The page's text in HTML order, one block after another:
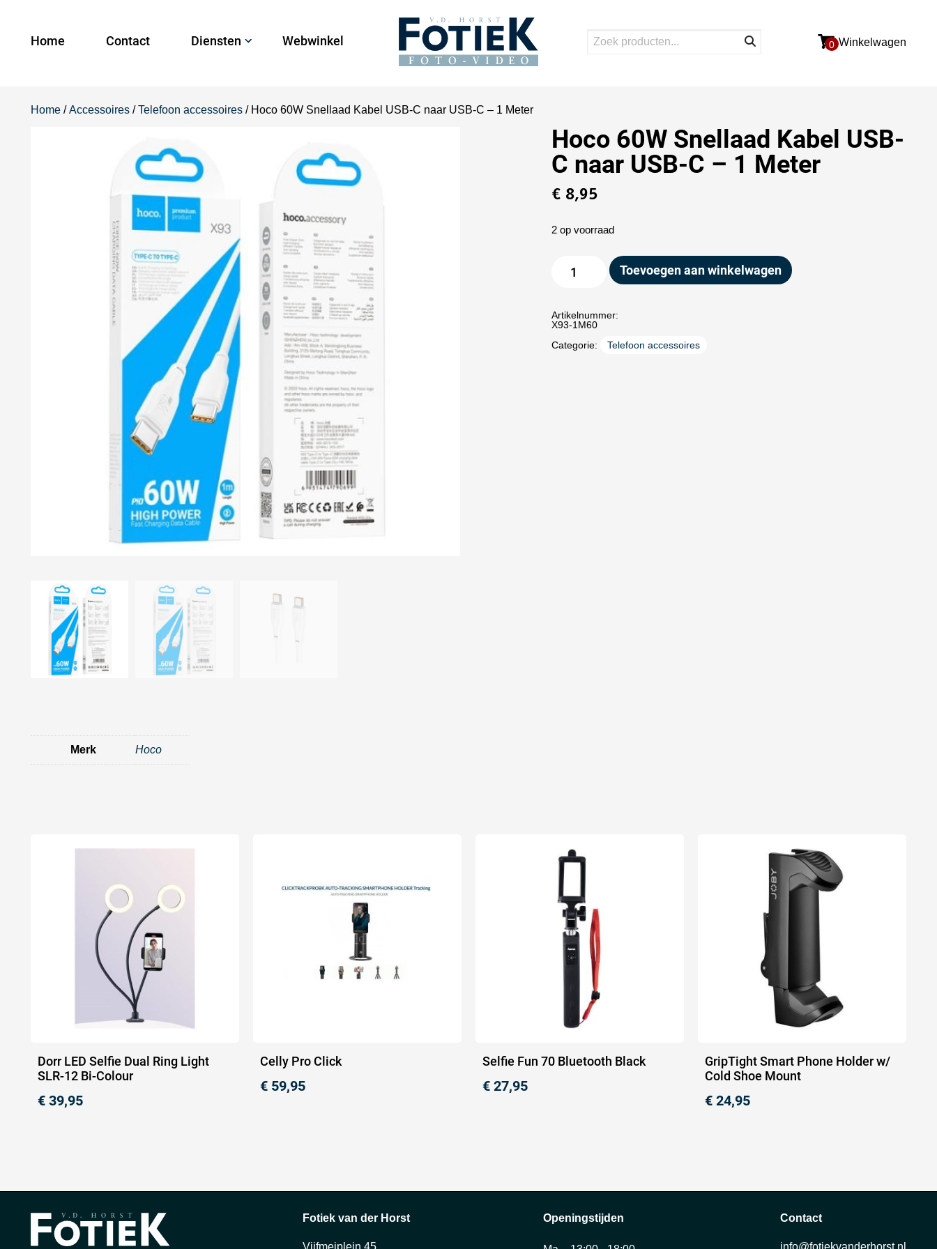
Home Contact Diensten Webwinkel 0 Winkelwagen
Home /Accessoires /Telefoon accessoires / Hoco 60W Snellaad Kabel USB-C naar USB-C – 1 Meter
Hoco 60W Snellaad Kabel USB-
C naar USB-C – 1 Meter
€8,95
2 op voorraad
Toevoegen aan winkelwagen
Artikelnummer:
X93-1M60
Categorie:
Telefoon accessoires
Merk Hoco
Dorr LED Selfie Dual Ring Light
SLR-12 Bi-Colour
€ 39,95
Celly Pro Click
€ 59,95
Selfie Fun 70 Bluetooth Black
€ 27,95
GripTight Smart Phone Holder w/
Cold Shoe Mount
€ 24,95
Fotiek van der Horst
Vijfmeiplein 45
Openingstijden Contact
info@fotiekvanderhorst.nl